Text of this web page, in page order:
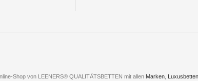
Shop von LEENERS® QUALITÄTSBETTEN mit allen Marken Luxusbetten